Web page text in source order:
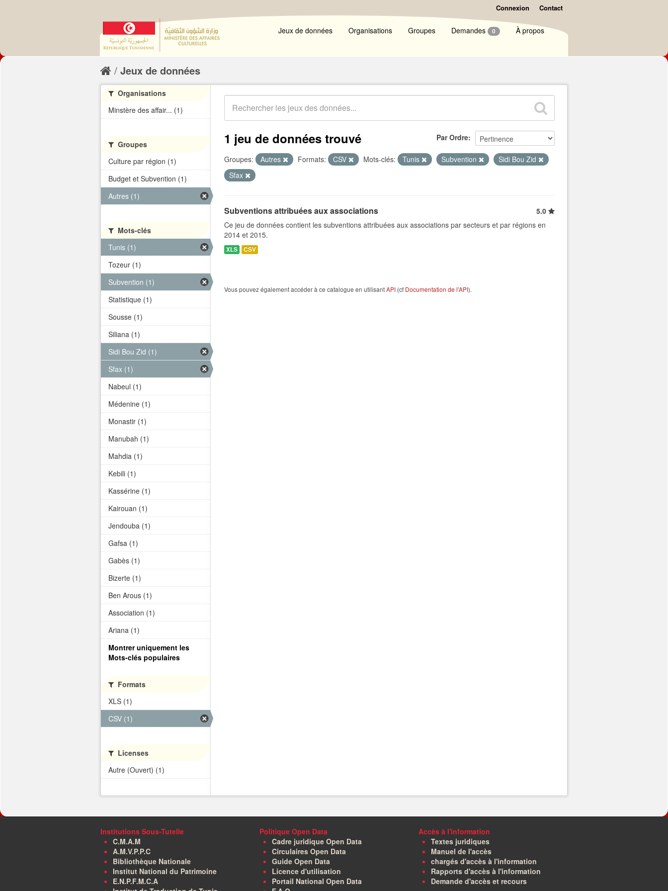
Connexion Contact
Jeux de données Organisations Groupes Demandes 0 À propos
Jeux de données
Par Ordre
1 jeu de données trouvé
Groupes: Autres Formats: CSV Mots-clés: Tunis Subvention
Sidi Bou Zid
Sfax
Subventions attribuées aux associations
5.0
Ce jeu de données contient les subventions attribuées aux associations par secteurs et par régions en
2014 et 2015.
XLS CSV
Vous pouvez également accéder à ce catalogue en utilisantAPI (cf Documentation de l'API).
Organisations
Minstère des affair... (1)
Groupes
Culture par région (1)
Budget et Subvention (1)
Autres (1)
Mots-clés
Tunis (1)
Tozeur (1)
Subvention (1)
Statistique (1)
Sousse (1)
Siliana (1)
Sidi Bou Zid (1)
Sfax (1)
Nabeul (1)
Médenine (1)
Monastir (1)
Manubah (1)
Mahdia (1)
Kebili (1)
Kassérine (1)
Kairouan (1)
Jendouba (1)
Gafsa (1)
Gabès (1)
Bizerte (1)
Ben Arous (1)
Association (1)
Ariana (1)
Montrer uniquement les
Mots-clés populaires
Formats
XLS (1)
CSV (1)
Licenses
Autre (Ouvert) (1)
Institutions Sous-Tutelle
C.M.A.M
A.M.V.P.P.C
Bibliothèque Nationale
Institut National du Patrimoine
E.N.P.F.M.C.A
Politique Open Data
Cadre juridique Open Data
Circulaires Open Data
Guide Open Data
Licence d'utilisation
Portail National Open Data
Accès à l'information
Textes juridiques
Manuel de l'accès
chargés d'accès à l'information
Rapports d'accès à l'information
Demande d'accès et recours